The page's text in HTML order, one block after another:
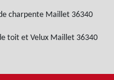
charpente Maillet 36340
toit et Velux Maillet 36340